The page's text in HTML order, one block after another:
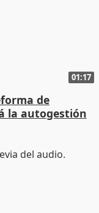
01:17
de
la autogestión